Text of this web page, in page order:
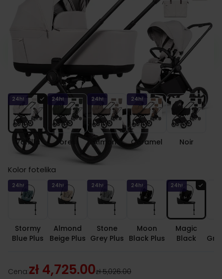
Cybex CLOUD G3 + baza G3
Zamów do 13:00, a wyślemy jeszcze dziś.
24h!
Vanilla
24h!
Forest
24h!
Almond
24h!
Caramel Noir
Kolor fotelika
24h!
Stormy
Blue Plus
24h!
Almond
Beige Plus
24h!
Stone
Grey Plus
24h!
Moon
Black Plus
24h!
Magic
Black
Cena:zł 4,725.00zł 5,026.00